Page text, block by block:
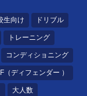
生向け ドリブル
トレーニング
コンディショニング
（ディフェンダー ）
大人数